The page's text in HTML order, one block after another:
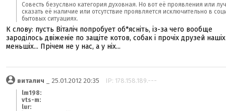
Совесть безуслвно категория духовная. Но вот её проявления или
сказать её наличие или отсутствие проявляется исключительно в
бытовых ситуациях.
К слову: пусть Віталіч попробует об*ясніть, із-за чего вообще
зароділось двіженіе по защіте котов, собак і прочіх друзей нашіх
меньшіх... Прічем не у нас, а у ніх...
виталич _ 25.01.2012 20:35 IP: 178.158.189.---
lm198:
vts-m:
lur: